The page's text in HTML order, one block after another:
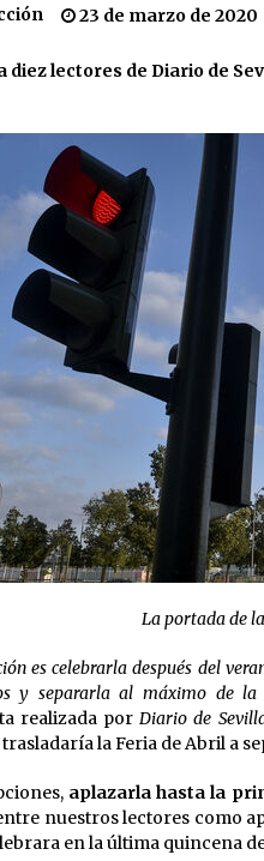
partido
17 de mayo de 2022
¿Un «insulto» al traje de
7 de mayo de 2022
Todos los cortes de tráfico
Feria de Sevilla 2022: del
de abril al 8 de mayo
26 de abril de 2022
23 de marzo de 2020
diez lectores de Diario de
La portada de
es celebrarla después del
y separarla al máximo de la
realizada porDiario de
trasladaría la Feria de Abril a
aplazarla hasta la
nuestros lectores como
en la última quincena